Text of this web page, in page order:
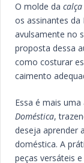
O molde da
os assinantes da
avulsamente no
proposta dessa
como costurar
caimento
Essa é mais uma
Doméstica,
deseja aprender
doméstica. A
peças versáteis